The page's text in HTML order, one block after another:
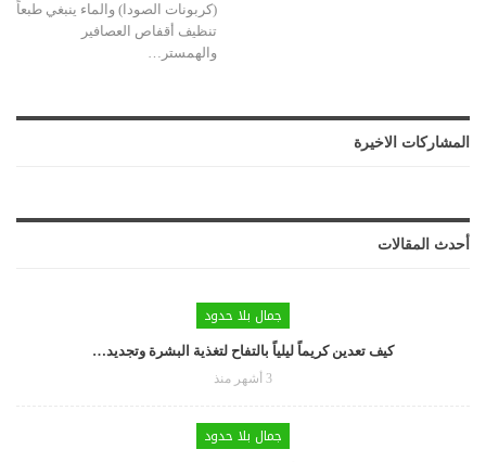
(كربونات الصودا) والماء ينبغي طبعاً
تنظيف أقفاص العصافير
والهمستر…
المشاركات الاخيرة
أحدث المقالات
جمال بلا حدود
كيف تعدين كريماً ليلياً بالتفاح لتغذية البشرة وتجديد…
3 أشهر منذ
جمال بلا حدود